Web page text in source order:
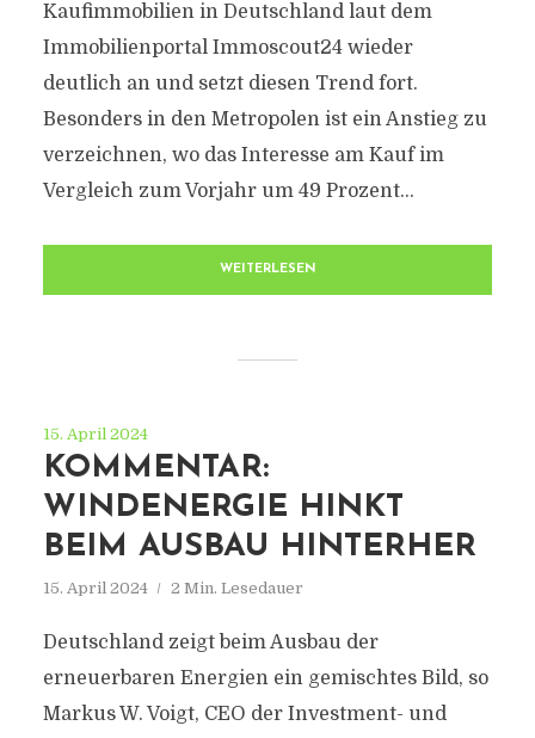
Kaufimmobilien in Deutschland laut dem
Immobilienportal Immoscout24 wieder
deutlich an und setzt diesen Trend fort.
Besonders in den Metropolen ist ein Anstieg zu
verzeichnen, wo das Interesse am Kauf im
Vergleich zum Vorjahr um 49 Prozent...
WEITERLESEN
15. April 2024
KOMMENTAR:
WINDENERGIE HINKT
BEIM AUSBAU HINTERHER
15. April 2024 2 Min. Lesedauer
Deutschland zeigt beim Ausbau der
erneuerbaren Energien ein gemischtes Bild, so
Markus W. Voigt, CEO der Investment- und